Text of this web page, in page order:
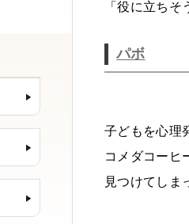
「役に立ち
パボ
子どもを心理
コメダコーヒ
見つけてしま